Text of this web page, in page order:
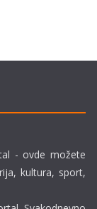
- ovde možete
kultura, sport,